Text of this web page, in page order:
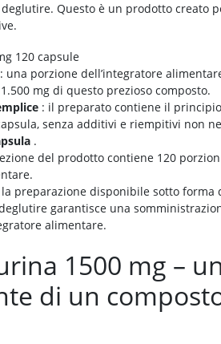
Questo è un prodotto creato
: una porzione dell’integratore
mg di questo prezioso composto.
: il preparato contiene il
senza additivi e riempitivi non
.
del prodotto contiene 120
la preparazione disponibile sotto forma
garantisce una
alimentare.
1500 mg –
di un